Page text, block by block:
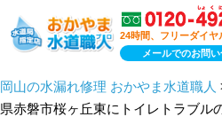
24時間、フリーダイヤ
メールでのお問
岡山の水漏れ修理 おかやま水道職人
県赤磐市桜ヶ丘東にトイレトラブル